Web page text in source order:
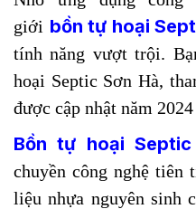
giới bồn tự hoại
tính năng vượt trội.
hoại Septic Sơn Hà,
được cập nhật năm
Bồn tự hoại Septic
chuyền công nghệ
liệu nhựa nguyên sinh